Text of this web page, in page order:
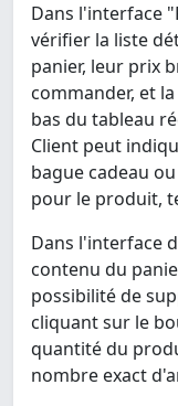
Dans l'interface
vérifier la liste
panier, leur prix
commander, et
bas du tableau
Client peut
bague cadeau
pour le produit,
Dans l'interface
contenu du
possibilité de
cliquant sur le
quantité du
nombre exact